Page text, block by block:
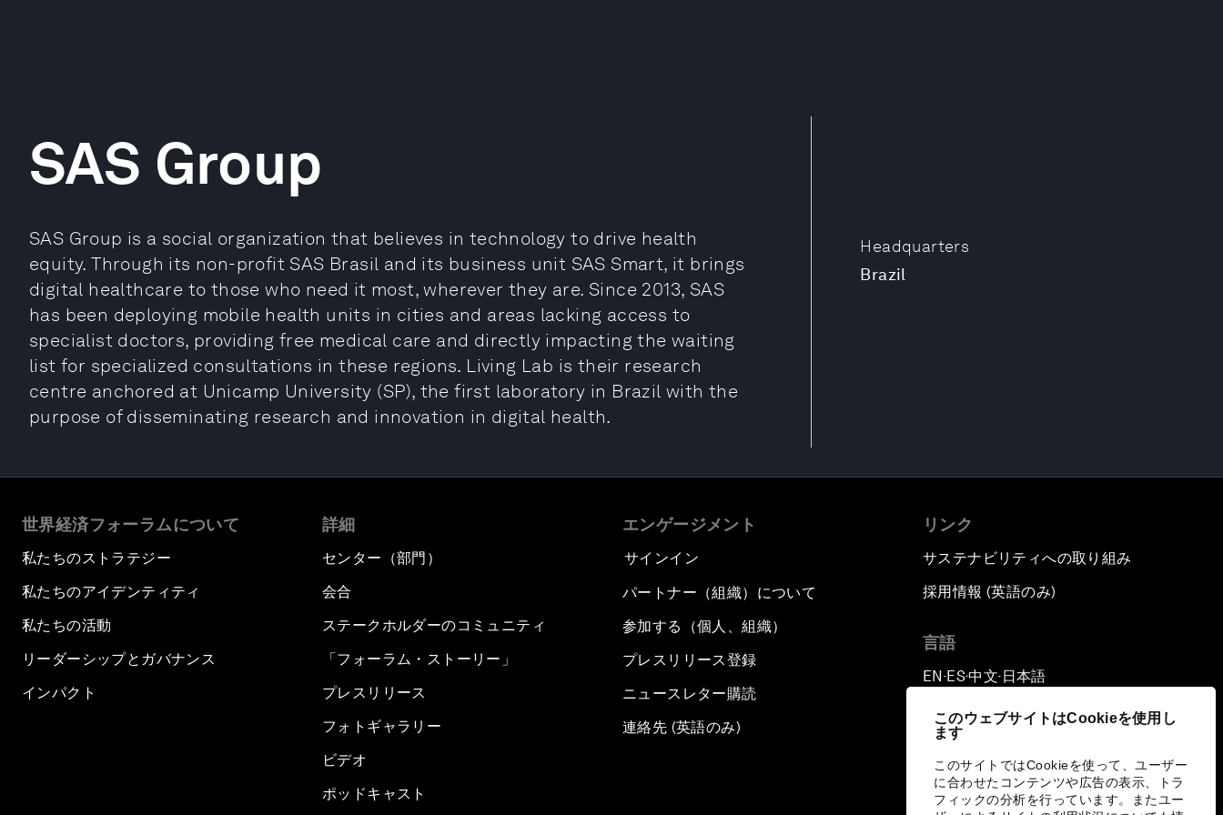
このウェブサイトはCookieを使用し
ます
このサイトではCookieを使って、ユーザー
に合わせたコンテンツや広告の表示、トラ
フィックの分析を行っています。またユー
Headquarters
Brazil
SAS Group
SAS Group is a social organization that believes in technology to drive health
equity. Through its non-profit SAS Brasil and its business unit SAS Smart, it brings
digital healthcare to those who need it most, wherever they are. Since 2013, SAS
has been deploying mobile health units in cities and areas lacking access to
specialist doctors, providing free medical care and directly impacting the waiting
list for specialized consultations in these regions. Living Lab is their research
centre anchored at Unicamp University (SP), the first laboratory in Brazil with the
purpose of disseminating research and innovation in digital health.
世界経済フォーラムについて
私たちのストラテジー
私たちのアイデンティティ
私たちの活動
リーダーシップとガバナンス
インパクト
詳細
センター（部門）
会合
ステークホルダーのコミュニティ
「フォーラム・ストーリー」
プレスリリース
フォトギャラリー
ビデオ
ポッドキャスト
エンゲージメント
サインイン
パートナー（組織）について
参加する（個人、組織）
プレスリリース登録
ニュースレター購読
連絡先 (英語のみ)
リンク
サステナビリティへの取り組み
採用情報 (英語のみ)
言語
EN ▪ES▪中文▪ 日本語